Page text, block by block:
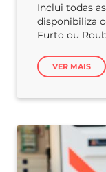
Inclui todas
disponibiliza
Furto ou
VER MAIS